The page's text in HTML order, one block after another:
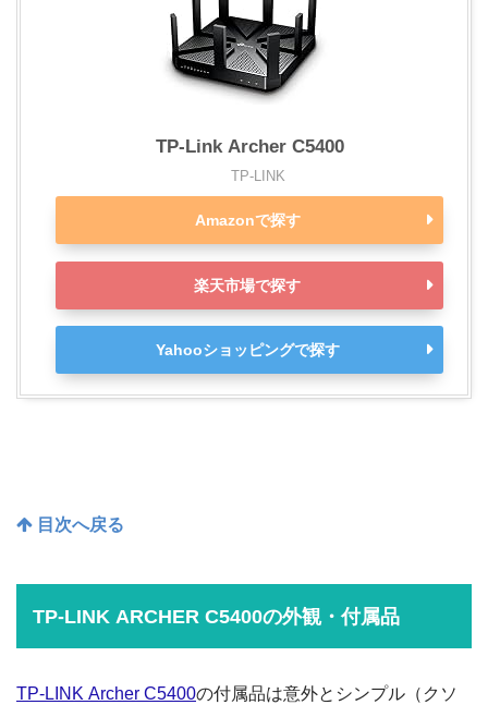
TP-Link Archer C5400
TP-LINK
Amazonで探す
楽天市場で探す
Yahooショッピングで探す
目次へ戻る
TP-LINK ARCHER C5400の外観・付属品
TP-LINK Archer C5400の付属品は意外とシンプル（クソ